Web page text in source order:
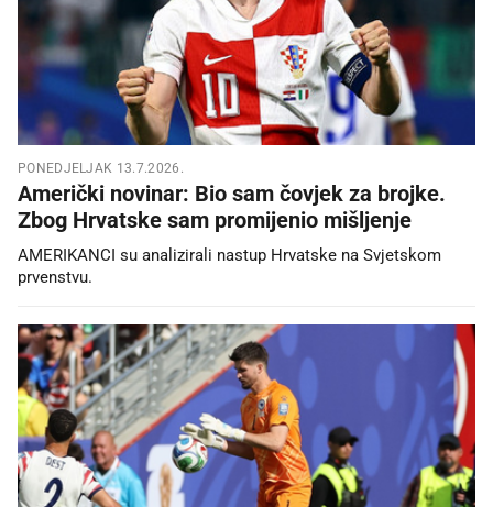
PONEDJELJAK 13.7.2026.
Američki novinar: Bio sam čovjek za brojke.
Zbog Hrvatske sam promijenio mišljenje
AMERIKANCI su analizirali nastup Hrvatske na Svjetskom
prvenstvu.